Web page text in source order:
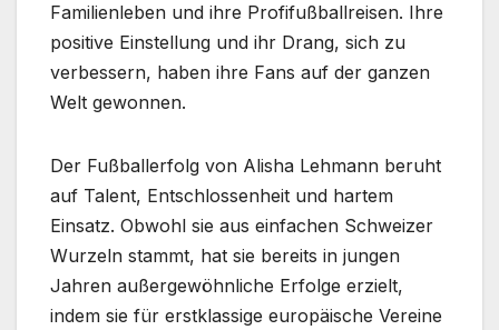
Familienleben und ihre Profifußballreisen. Ihre
positive Einstellung und ihr Drang, sich zu
verbessern, haben ihre Fans auf der ganzen
Welt gewonnen.
Der Fußballerfolg von Alisha Lehmann beruht
auf Talent, Entschlossenheit und hartem
Einsatz. Obwohl sie aus einfachen Schweizer
Wurzeln stammt, hat sie bereits in jungen
Jahren außergewöhnliche Erfolge erzielt,
indem sie für erstklassige europäische Vereine